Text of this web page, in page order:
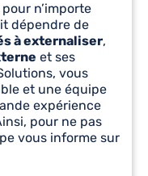
n’importe
dépendre de
à externaliser,
et ses
vous
et une équipe
expérience
pour ne pas
vous informe sur